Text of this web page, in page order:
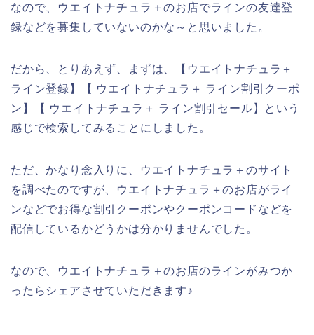
なので、ウエイトナチュラ＋のお店でラインの友達登
録などを募集していないのかな～と思いました。
だから、とりあえず、まずは、【ウエイトナチュラ＋
ライン登録】【 ウエイトナチュラ＋ ライン割引クーポ
ン】【 ウエイトナチュラ＋ ライン割引セール】という
感じで検索してみることにしました。
ただ、かなり念入りに、ウエイトナチュラ＋のサイト
を調べたのですが、ウエイトナチュラ＋のお店がライ
ンなどでお得な割引クーポンやクーポンコードなどを
配信しているかどうかは分かりませんでした。
なので、ウエイトナチュラ＋のお店のラインがみつか
ったらシェアさせていただきます♪